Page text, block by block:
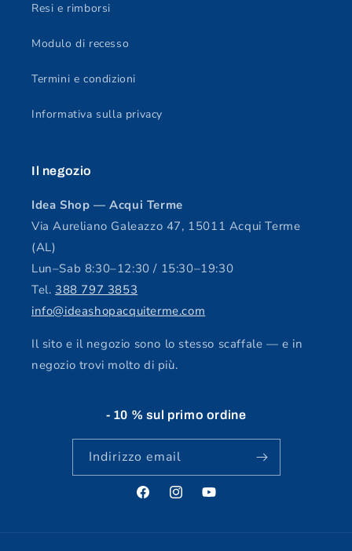
Resi e rimborsi
Modulo di recesso
Termini e condizioni
Informativa sulla privacy
Il negozio
Idea Shop — Acqui Terme
Via Aureliano Galeazzo 47, 15011 Acqui Terme
(AL)
Lun–Sab 8:30–12:30 / 15:30–19:30
Tel. 388 797 3853
info@ideashopacquiterme.com
Il sito e il negozio sono lo stesso scaffale — e in
negozio trovi molto di più.
- 10 % sul primo ordine
Indirizzo email
FacebookInstagramYouTube